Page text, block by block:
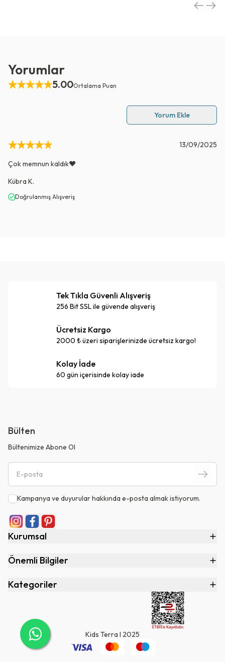
Yorumlar
5.00Ortalama Puan
Yorum Ekle
Kübra K.
Doğrulanmış Alışveriş
13/09/2025
Çok memnun kaldık❤️
Tek Tıkla Güvenli Alışveriş
256 Bit SSL ile güvende alışveriş
Ücretsiz Kargo
2000 ₺ üzeri siparişlerinizde ücretsiz kargo!
Kolay İade
60 gün içerisinde kolay iade
Bülten
Bültenimize Abone Ol
Kampanya ve duyurular hakkında e-posta almak istiyorum.
Kurumsal
Önemli Bilgiler
Kategoriler
Kids Terra I 2025